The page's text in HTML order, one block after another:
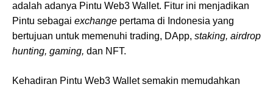
adalah adanya Pintu Web3 Wallet. Fitur ini menjadikan
Pintu sebagai exchange pertama di Indonesia yang
bertujuan untuk memenuhi trading, DApp, staking, airdrop
hunting, gaming, dan NFT.
Kehadiran Pintu Web3 Wallet semakin memudahkan